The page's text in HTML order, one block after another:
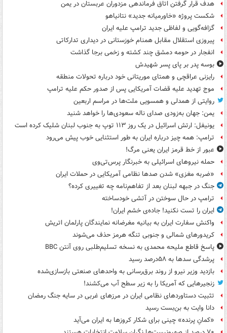
هدف قرار گرفتن اتاق‌ فرماندهی مزدوران عربستان در یمن
شکست پروژه «خاورمیانه جدید» نتانیاهو
گزافه‌گویی و لفاظی جدید ترامپ علیه ایران
پیروزی استقلال مقابل همنام خوزستانی در دیداری تدارکاتی
انفجار در حومه دمشق چند کشته و زخمی برجا گذاشت
بوسه‌ پدر بر پای پسر شهیدش
رایزنی عراقچی و همتای موریتانی خود درباره تحولات منطقه
موج تهدید علیه قضات آمریکایی پس از صدور حکم علیه ترامپ
روایتی از همدلی و همسویی ملت‌ها در مراسم اربعین
یمن: جهان به‌زودی صدای ناله سعودی‌ها را خواهد شنید
یونیفل: ارتش اسرائیل در یک روز ۱۱۳ توپ به جنوب لبنان شلیک کرده است
ترامپ: همه چیز درباره ایران به طور استثنایی خوب پیش می‌رود
عبور از خط قرمز ایران یعنی مرگ!
حمله نیروهای اسرائیلی به خبرنگار پرس‌تی‌وی
«ضربه مغزی» شدن صدها نظامی آمریکایی در حملات ایران
جنگ در جبهه لبنان بعد از تفاهم‌نامه چه تغییری کرده؟
ترامپ در حال سوختن در آتشی خودساخته
ایران را تست نکنید! جاده‌ی خشم ایران!
واکنش سفارت ایران به بیانیه مغرضانه نمایندگان پارلمان اتریش
کریدورهای شمالی و جنوبی تنگه هرمز حذف می‌شوند
پاسخ قاطع ملیحه محمدی به نسخه تسلیم‌طلبی روی آنتن BBC
پرشدگی سدها به ۵۸درصد رسید
بازدید وزیر نیرو از روند برق‌رسانی به واحدهای صنعتی بازسازی‌شده
زنجیرهایی که آمریکا را به زیر سطح آب می‌کشند!
تثبیت دستاوردهای نظامی ایران در مرزهای غربی در سایه جنگ رمضان
دانا وایت به بن‌بست رسید
«کمانِ پرنده» چینی برای شکار کروزها به ایران می‌آید